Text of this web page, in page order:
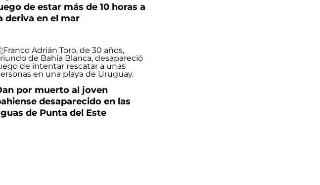
de estar más de 10 horas a
deriva en el mar
por muerto al joven
desaparecido en las
de Punta del Este